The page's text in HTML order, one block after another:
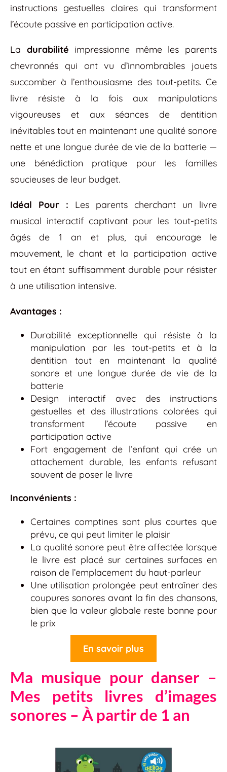
instructions gestuelles claires qui transforment
l’écoute passive en participation active.
La durabilité impressionne même les parents
chevronnés qui ont vu d’innombrables jouets
succomber à l’enthousiasme des tout-petits. Ce
livre résiste à la fois aux manipulations
vigoureuses et aux séances de dentition
inévitables tout en maintenant une qualité sonore
nette et une longue durée de vie de la batterie —
une bénédiction pratique pour les familles
soucieuses de leur budget.
Idéal Pour : Les parents cherchant un livre
musical interactif captivant pour les tout-petits
âgés de 1 an et plus, qui encourage le
mouvement, le chant et la participation active
tout en étant suffisamment durable pour résister
à une utilisation intensive.
Avantages :
Durabilité exceptionnelle qui résiste à la
manipulation par les tout-petits et à la
dentition tout en maintenant la qualité
sonore et une longue durée de vie de la
batterie
Design interactif avec des instructions
gestuelles et des illustrations colorées qui
transforment l’écoute passive en
participation active
Fort engagement de l’enfant qui crée un
attachement durable, les enfants refusant
souvent de poser le livre
Inconvénients :
Certaines comptines sont plus courtes que
prévu, ce qui peut limiter le plaisir
La qualité sonore peut être affectée lorsque
le livre est placé sur certaines surfaces en
raison de l’emplacement du haut-parleur
Une utilisation prolongée peut entraîner des
coupures sonores avant la fin des chansons,
bien que la valeur globale reste bonne pour
le prix
En savoir plus
Ma musique pour danser –
Mes petits livres d’images
sonores – À partir de 1 an